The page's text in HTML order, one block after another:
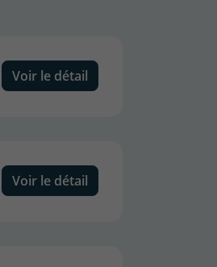
Voir le détail
Voir le détail